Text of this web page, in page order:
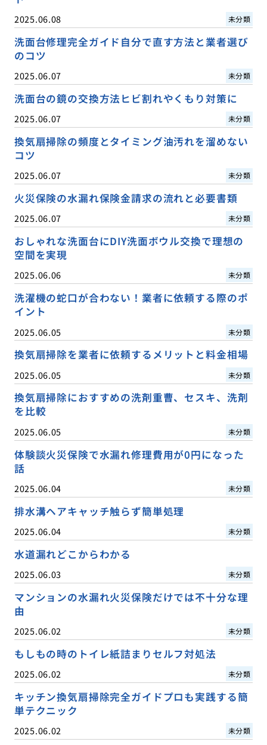
2025.06.08 未分類
洗面台修理完全ガイド自分で直す方法と業者選び
のコツ
2025.06.07 未分類
洗面台の鏡の交換方法ヒビ割れやくもり対策に
2025.06.07 未分類
換気扇掃除の頻度とタイミング油汚れを溜めない
コツ
2025.06.07 未分類
火災保険の水漏れ保険金請求の流れと必要書類
2025.06.07 未分類
おしゃれな洗面台にDIY洗面ボウル交換で理想の
空間を実現
2025.06.06 未分類
洗濯機の蛇口が合わない！業者に依頼する際のポ
イント
2025.06.05 未分類
換気扇掃除を業者に依頼するメリットと料金相場
2025.06.05 未分類
換気扇掃除におすすめの洗剤重曹、セスキ、洗剤
を比較
2025.06.05 未分類
体験談火災保険で水漏れ修理費用が0円になった
話
2025.06.04 未分類
排水溝ヘアキャッチ触らず簡単処理
2025.06.04 未分類
水道漏れどこからわかる
2025.06.03 未分類
マンションの水漏れ火災保険だけでは不十分な理
由
2025.06.02 未分類
もしもの時のトイレ紙詰まりセルフ対処法
2025.06.02 未分類
キッチン換気扇掃除完全ガイドプロも実践する簡
単テクニック
2025.06.02 未分類